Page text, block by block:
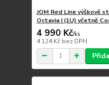
JOM Red Line výškově
Octavia I (1U) včetně
4 990 Kč/ks
4 124 Kč bez DPH